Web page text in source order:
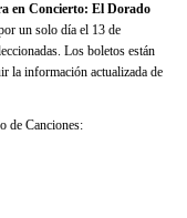
en Concierto: El Dorado
un solo día el 13 de
Los boletos están
la información actualizada de
de Canciones: